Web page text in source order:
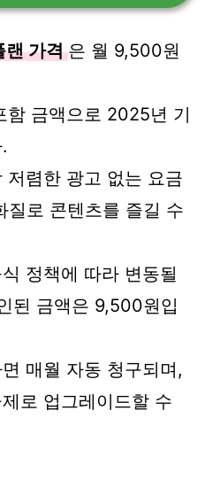
랜 가격 은 월 9,500원
함 금액으로 2025년 기
저렴한 광고 없는 요금
질로 콘텐츠를 즐길 수
정책에 따라 변동될
된 금액은 9,500원입
매월 자동 청구되며,
로 업그레이드할 수